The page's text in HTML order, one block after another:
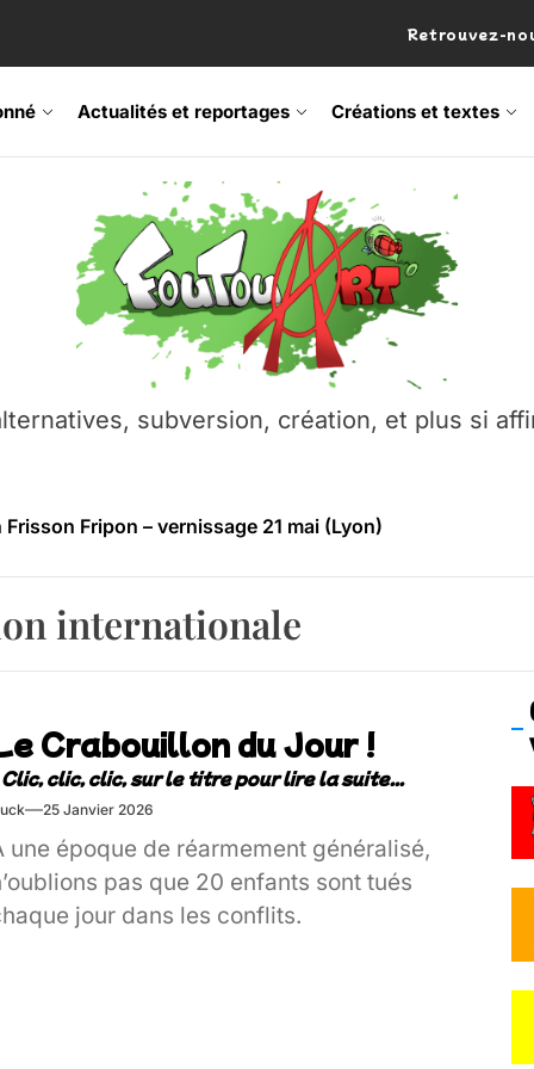
Retrouvez-
Actualités et reportages Créations et textes
subversion, création, et plus si
Fripon – vernissage 21 mai (Lyon)
Festival – Samedi 18 juillet (Vaulx-en-Velin)
– Ŝtono, un livre réalisé par Michaël Moretti & Pierre
contre l’A412 à l’Établi (Haute-Savoie)
Fripon – vernissage 21 mai (Lyon)
Festival – Samedi 18 juillet (Vaulx-en-Velin)
internationale
Crabouillon du Jour !
25 Janvier 2026
une époque de réarmement généralisé,
pas que 20 enfants sont tués
jour dans les conflits.